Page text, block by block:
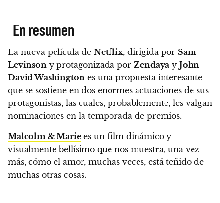
En resumen
La nueva película de Netflix, dirigida por Sam
Levinson y protagonizada por Zendaya y John
David Washington es una propuesta interesante
que se sostiene en dos enormes actuaciones de sus
protagonistas, las cuales, probablemente, les valgan
nominaciones en la temporada de premios.
Malcolm & Marie es un film dinámico y
visualmente bellísimo que nos muestra, una vez
más, cómo el amor, muchas veces, está teñido de
muchas otras cosas.